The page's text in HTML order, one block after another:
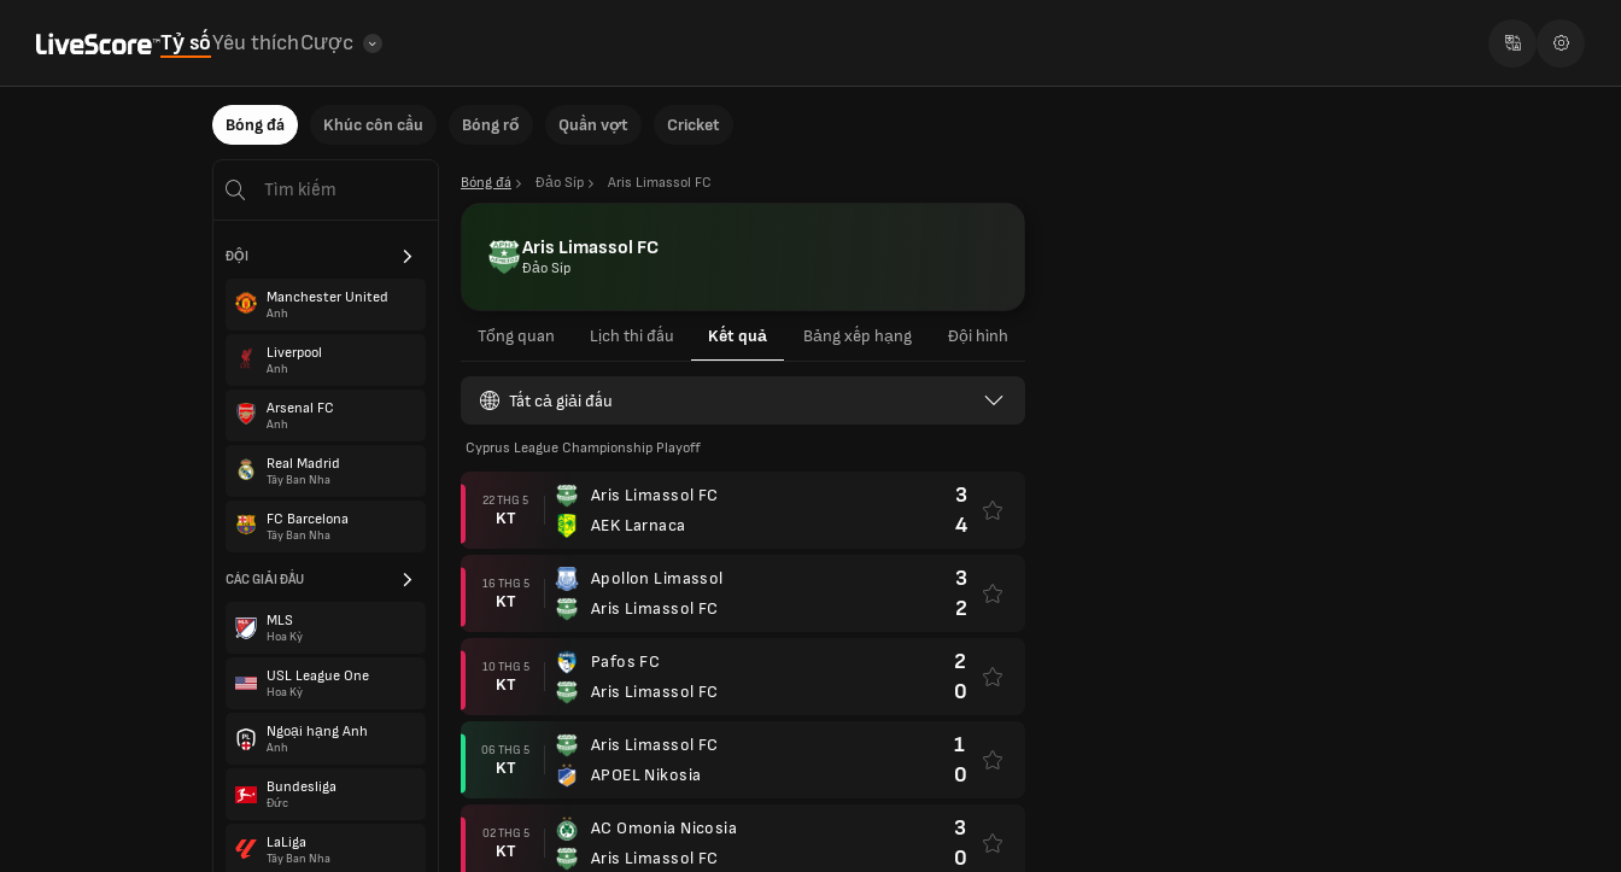
Tỷ sốYêu thíchCược
Bóng đá Khúc côn cầu Bóng rổ Quần vợt Cricket
ĐỘI
Manchester United
Anh
Liverpool
Anh
Arsenal FC
Anh
Real Madrid
Tây Ban Nha
FC Barcelona
Tây Ban Nha
CÁC GIẢI ĐẤU
MLS
Hoa Kỳ
USL League One
Hoa Kỳ
Ngoại hạng Anh
Anh
Bundesliga
Đức
LaLiga
Tây Ban Nha
Bóng đá Đảo Síp Aris Limassol FC
Aris Limassol FC
Đảo Síp
Tổng quan Lịch thi đấu Kết quả Bảng xếp hạng Đội hình
Tất cả giải đấu
Cyprus League Championship Playoff
22 THG 5
KT
Aris Limassol FC
AEK Larnaca
3
4
16 THG 5
KT
Apollon Limassol
Aris Limassol FC
3
2
10 THG 5
KT
Pafos FC
Aris Limassol FC
2
0
06 THG 5
KT
Aris Limassol FC
APOEL Nikosia
1
0
02 THG 5
KT
AC Omonia Nicosia
Aris Limassol FC
3
0